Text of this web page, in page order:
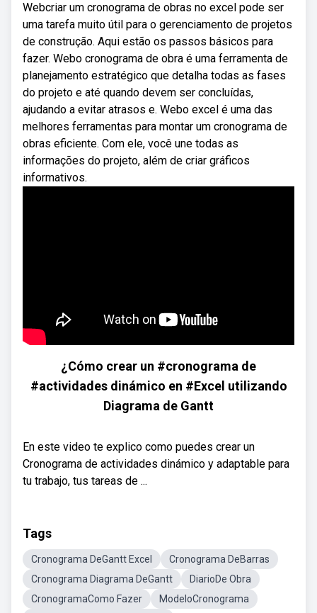
Webcriar um cronograma de obras no excel pode ser
uma tarefa muito útil para o gerenciamento de projetos
de construção. Aqui estão os passos básicos para
fazer. Webo cronograma de obra é uma ferramenta de
planejamento estratégico que detalha todas as fases
do projeto e até quando devem ser concluídas,
ajudando a evitar atrasos e. Webo excel é uma das
melhores ferramentas para montar um cronograma de
obras eficiente. Com ele, você une todas as
informações do projeto, além de criar gráficos
informativos.
¿Cómo crear un #cronograma de
#actividades dinámico en #Excel utilizando
Diagrama de Gantt
En este video te explico como puedes crear un
Cronograma de actividades dinámico y adaptable para
tu trabajo, tus tareas de ...
Tags
Cronograma DeGantt Excel
Cronograma DeBarras
Cronograma Diagrama DeGantt
DiarioDe Obra
CronogramaComo Fazer
ModeloCronograma